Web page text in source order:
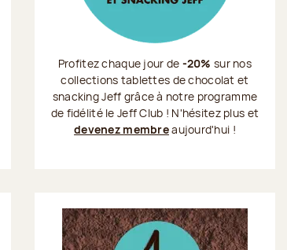
Profitez chaque jour de -20% sur nos
collections tablettes de chocolat et
snacking Jeff grâce à notre programme
de fidélité le Jeff Club ! N'hésitez plus et
devenez membreaujourd'hui !